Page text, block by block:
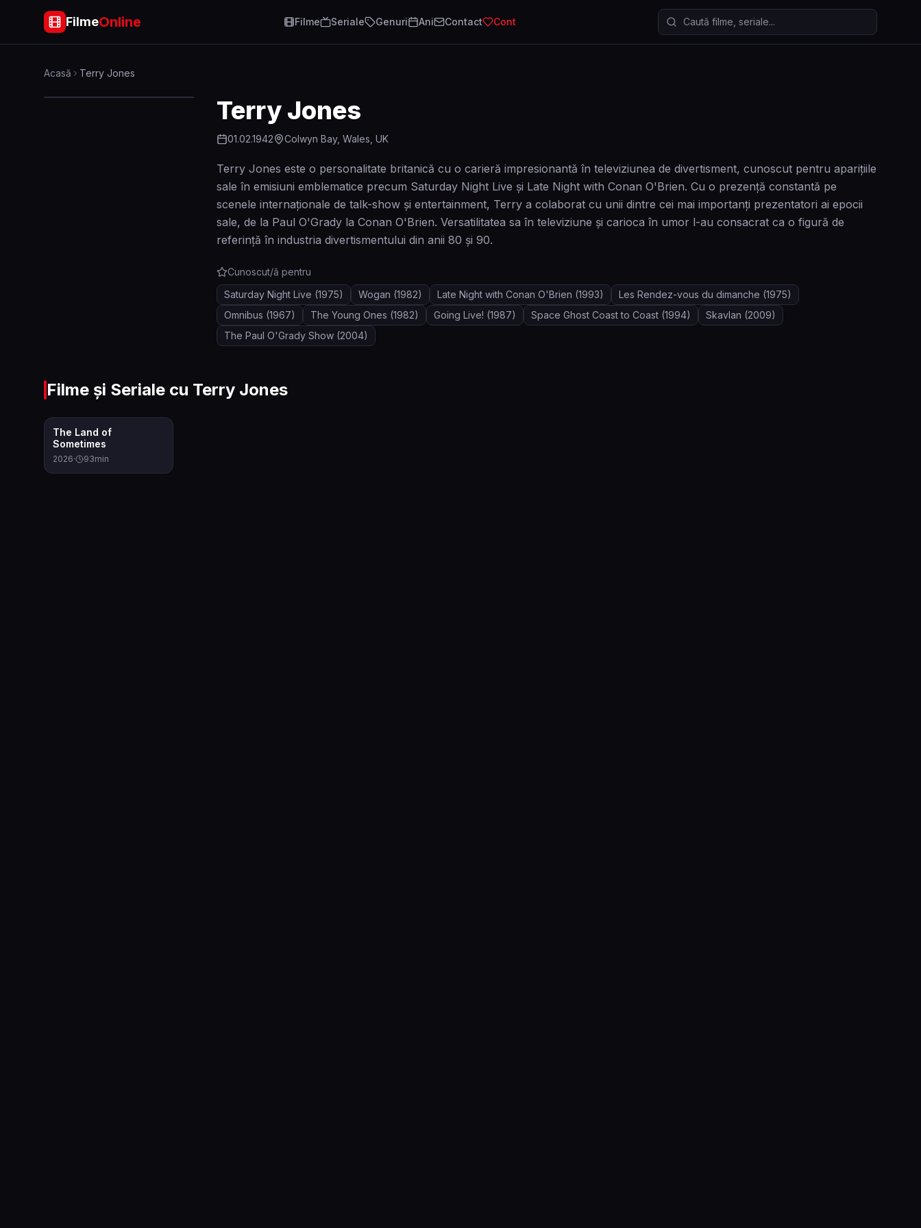
FilmeOnline Filme Seriale Genuri Ani Contact Cont Caută filme și seriale
Acasă Terry Jones
Terry Jones
01.02.1942 Colwyn Bay, Wales, UK
Terry Jones este o personalitate britanică cu o carieră impresionantă în televiziunea de divertisment, cunoscut pentru aparițiile
sale în emisiuni emblematice precum Saturday Night Live și Late Night with Conan O'Brien. Cu o prezență constantă pe
scenele internaționale de talk-show și entertainment, Terry a colaborat cu unii dintre cei mai importanți prezentatori ai epocii
sale, de la Paul O'Grady la Conan O'Brien. Versatilitatea sa în televiziune și carioca în umor l-au consacrat ca o figură de
referință în industria divertismentului din anii 80 și 90.
Cunoscut/ă pentru
Saturday Night Live (1975) Wogan (1982) Late Night with Conan O'Brien (1993) Les Rendez-vous du dimanche (1975)
Omnibus (1967) The Young Ones (1982) Going Live! (1987) Space Ghost Coast to Coast (1994) Skavlan (2009)
The Paul O'Grady Show (2004)
Filme și Seriale cu Terry Jones
The Land of
Sometimes
2026· 93min